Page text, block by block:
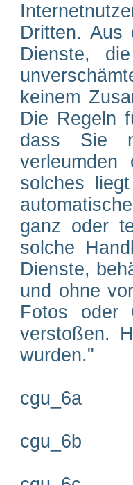
Dritten. Aus
Dienste,
keinem
Die Regeln
dass Sie
solches
ganz oder
solche
Dienste,
und ohne
Fotos oder
verstoßen.
wurden."
cgu_6a
cgu_6b